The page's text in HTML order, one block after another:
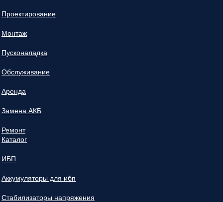
Проектирование
Монтаж
Пусконаладка
Обслуживание
Аренда
Замена АКБ
Ремонт
Каталог
ИБП
Аккумуляторы для ибп
Стабилизаторы напряжения